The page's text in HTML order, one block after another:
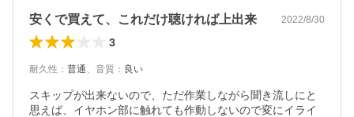
安くで買えて、これだけ聴ければ上出来 2022/8/30
3
耐久性 ： 普通、 音質 ： 良い
スキップが出来ないので、ただ作業しながら聞き流しにと
思えば、イヤホン部に触れても作動しないので変にイライ